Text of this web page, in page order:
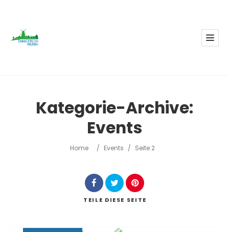
Kategorie-Archive:
Events
Home / Events / Seite 2
TEILE DIESE SEITE